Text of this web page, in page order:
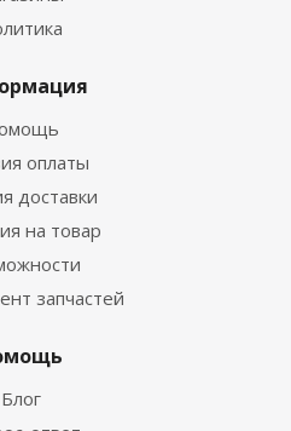
оплаты
доставки
на товар
запчастей
Блог